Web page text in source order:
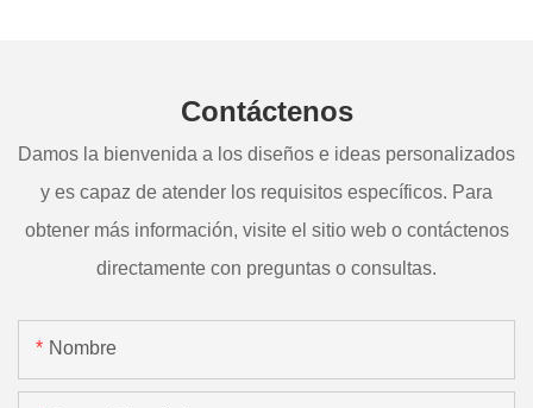
Contáctenos
Damos la bienvenida a los diseños e ideas personalizados
y es capaz de atender los requisitos específicos. Para
obtener más información, visite el sitio web o contáctenos
directamente con preguntas o consultas.
Nombre